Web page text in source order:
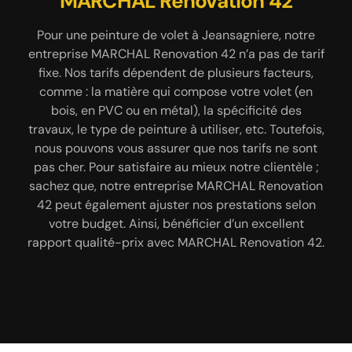
Pour une peinture de volet à Jeansagniere, notre
entreprise MARCHAL Renovation 42 n’a pas de tarif
fixe. Nos tarifs dépendent de plusieurs facteurs,
comme : la matière qui compose votre volet (en
bois, en PVC ou en métal), la spécificité des
travaux, le type de peinture à utiliser, etc. Toutefois,
nous pouvons vous assurer que nos tarifs ne sont
pas cher. Pour satisfaire au mieux notre clientèle ;
sachez que, notre entreprise MARCHAL Renovation
42 peut également ajuster nos prestations selon
votre budget. Ainsi, bénéficier d’un excellent
rapport qualité-prix avec MARCHAL Renovation 42.
Mis à part s’occuper de la peinture et du décapage
de vos volets à Jeansagniere 42920, notre
entreprise MARCHAL Renovation 42 pourra
également s’occuper de différents travaux. En effet,
notre entreprise MARCHAL Renovation 42 peut
prendre en main : réparation toiture, hydrofuge de
toiture, peinture bâtiment intérieur et extérieur,
démoussage de toiture, peinture de façade,
habillage planche de rive, peinture intérieur,
ravalement de façade, rénovation de façade,
nettoyage de façade, peinture sur toiture,
nettoyage de terrasse, peinture dessous de toit,
Pour améliorer l’esthétique en donnant une touche
de modernité à vos volets ; pensez à rénover vos
volets, et pour s’en occuper pensez à faire appel à
une entreprise spécialisée. Dans la ville de
Jeansagniere 42920, notre entreprise MARCHAL
Renovation 42 se met à votre service pour
s’occuper de la rénovation de vos volets. Nous
disposons d’une équipe d’artisan peintre
passionnée qui saura vous assurer un travail bien
soigné et un résultat qui répond à vos attentes.
Nous pourrons rénover vos volets : en bois, en
aluminium, en PVC, etc.